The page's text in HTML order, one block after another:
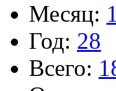
Месяц: 1
Год: 28
Всего: